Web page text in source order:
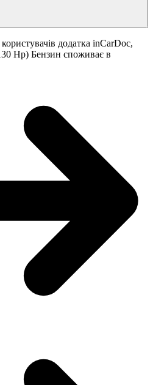
додатка inCarDoc,
Hp) Бензин споживає в